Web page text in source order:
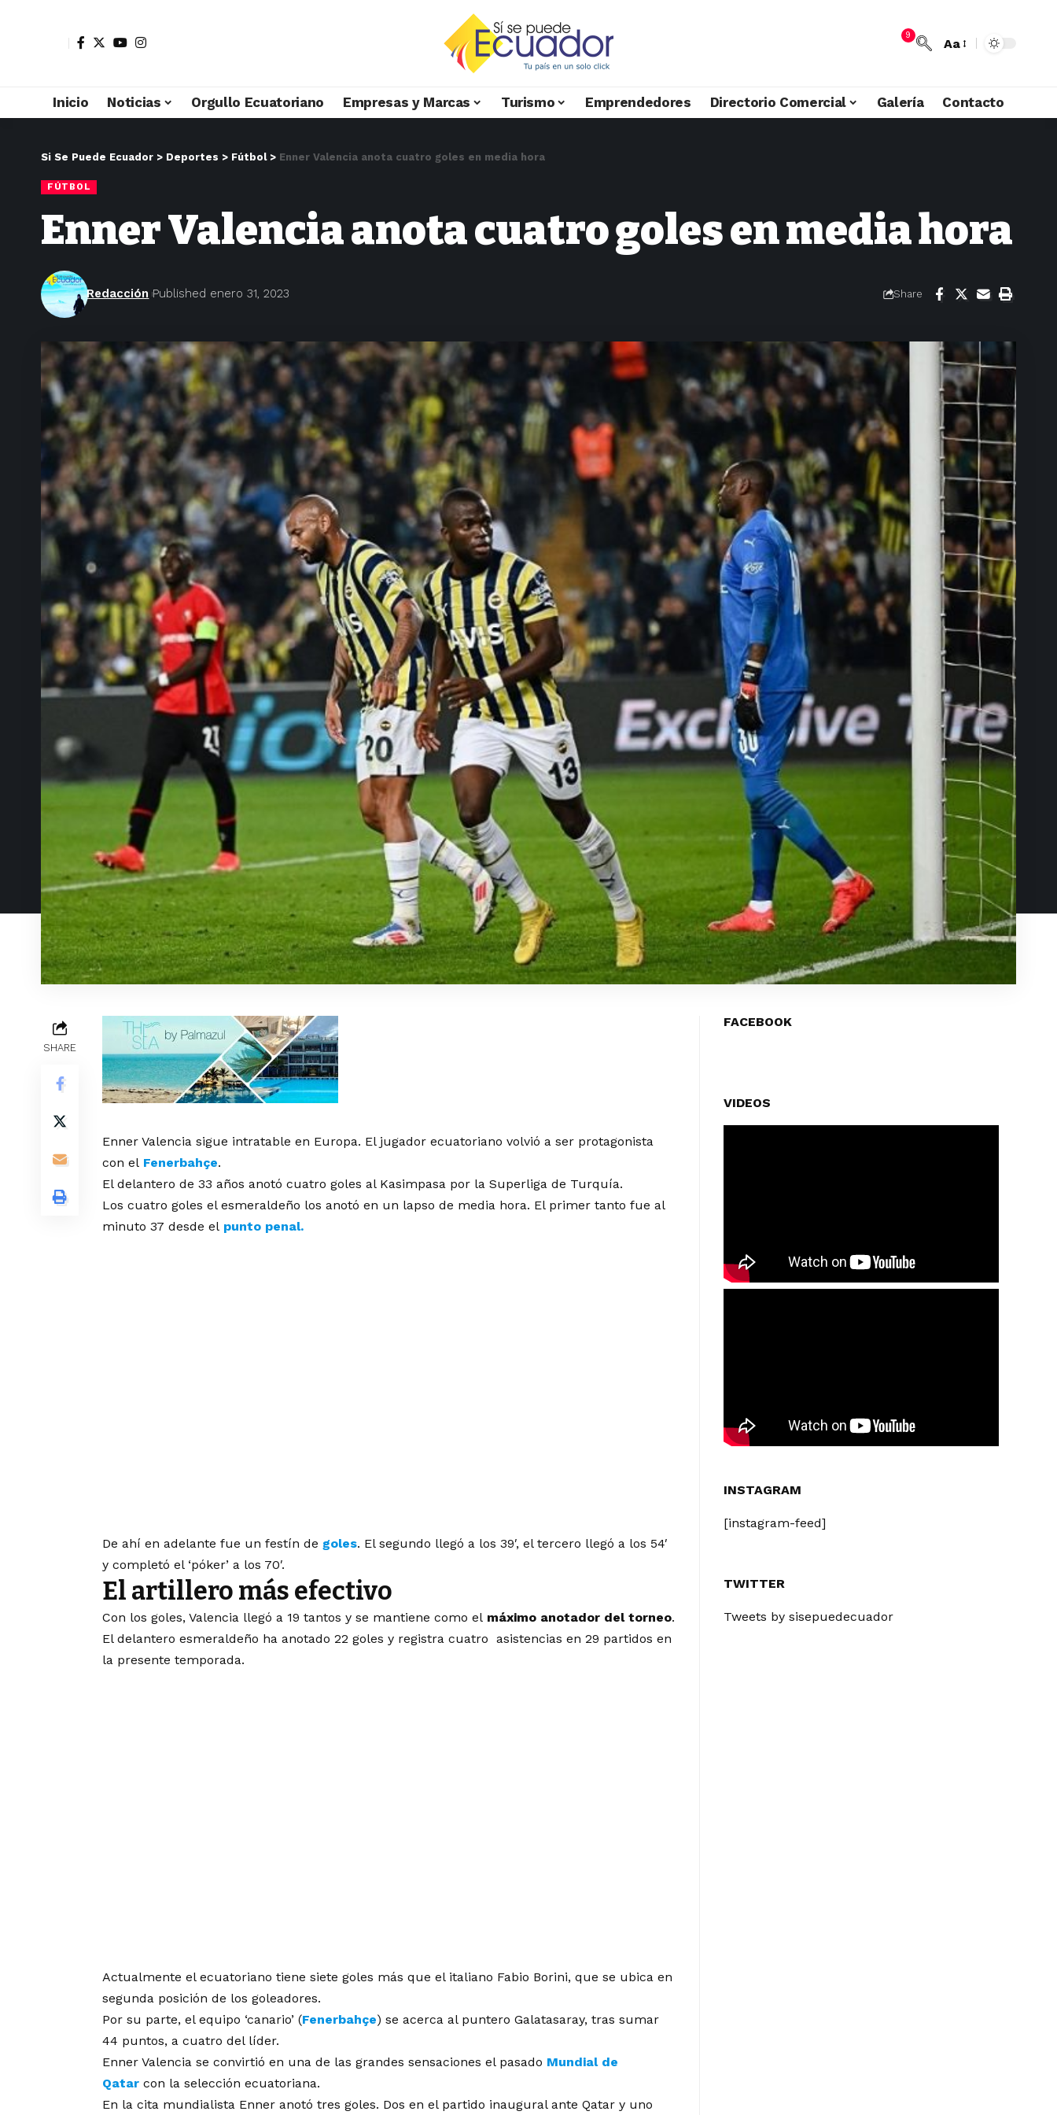
9
Aa
Inicio Noticias Orgullo Ecuatoriano Empresas y Marcas Turismo Emprendedores Directorio Comercial Galería Contacto
Si Se Puede Ecuador > Deportes > Fútbol> Enner Valencia anota cuatro goles en media hora
FÚTBOL
Enner Valencia anota cuatro goles en media hora
Redacción Published enero 31, 2023 Share
SHARE
Enner Valencia sigue intratable en Europa. El jugador ecuatoriano volvió a ser protagonista
con el Fenerbahçe.
El delantero de 33 años anotó cuatro goles al Kasimpasa por la Superliga de Turquía.
Los cuatro goles el esmeraldeño los anotó en un lapso de media hora. El primer tanto fue al
minuto 37 desde el punto penal.
De ahí en adelante fue un festín de goles. El segundo llegó a los 39′, el tercero llegó a los 54′
y completó el ‘póker’ a los 70′.
El artillero más efectivo
Con los goles, Valencia llegó a 19 tantos y se mantiene como el máximo anotador del torneo.
El delantero esmeraldeño ha anotado 22 goles y registra cuatro asistencias en 29 partidos en
la presente temporada.
Actualmente el ecuatoriano tiene siete goles más que el italiano Fabio Borini, que se ubica en
segunda posición de los goleadores.
Por su parte, el equipo ‘canario’ (Fenerbahçe) se acerca al puntero Galatasaray, tras sumar
44 puntos, a cuatro del líder.
Enner Valencia se convirtió en una de las grandes sensaciones el pasado Mundial de
Qatar con la selección ecuatoriana.
En la cita mundialista Enner anotó tres goles. Dos en el partido inaugural ante Qatar y uno
FACEBOOK
VIDEOS
INSTAGRAM
[instagram-feed]
TWITTER
Tweets by sisepuedecuador